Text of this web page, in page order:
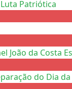
Patriótica
da Costa
do Dia